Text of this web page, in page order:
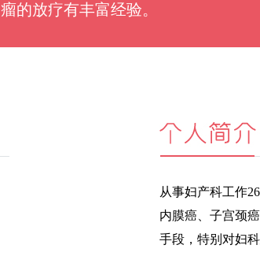
瘤的放疗有丰富经验。
从事妇产科工作
内膜癌、子宫颈
手段，特别对妇